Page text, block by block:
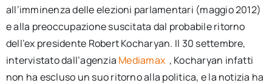
all’imminenza delle elezioni parlamentari (maggio 2012)
e alla preoccupazione suscitata dal probabile ritorno
dell’ex presidente Robert Kocharyan. Il 30 settembre,
intervistato dall’agenzia Mediamax , Kocharyan infatti
non ha escluso un suo ritorno alla politica, e la notizia ha